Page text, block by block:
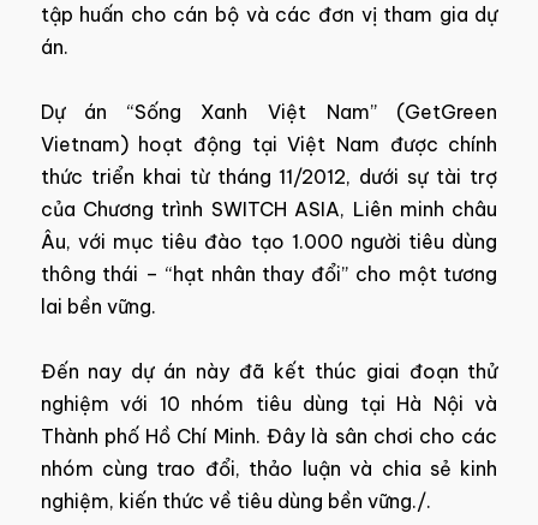
tập huấn cho cán bộ và các đơn vị tham gia dự
án.
Dự án “Sống Xanh Việt Nam” (GetGreen
Vietnam) hoạt động tại Việt Nam được chính
thức triển khai từ tháng 11/2012, dưới sự tài trợ
của Chương trình SWITCH ASIA, Liên minh châu
Âu, với mục tiêu đào tạo 1.000 người tiêu dùng
thông thái – “hạt nhân thay đổi” cho một tương
lai bền vững.
Đến nay dự án này đã kết thúc giai đoạn thử
nghiệm với 10 nhóm tiêu dùng tại Hà Nội và
Thành phố Hồ Chí Minh. Đây là sân chơi cho các
nhóm cùng trao đổi, thảo luận và chia sẻ kinh
nghiệm, kiến thức về tiêu dùng bền vững./.